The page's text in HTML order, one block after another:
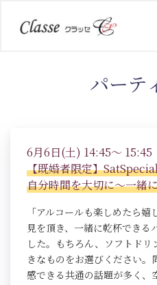
パーテ
6月6日(土) 14:45～
【既婚者限定】
自分時間を大切に～一緒
「アルコールも楽しめたら
見を頂き、一緒に乾杯できる
した。もちろん、ソフトド
きなものをお選びください
感できる共通の話題が多く、